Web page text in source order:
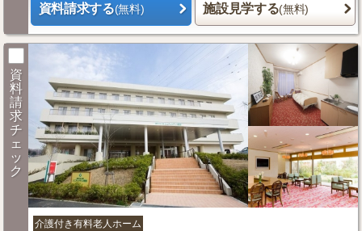
資料請求する(無料) 施設見学する(無料)
資
料
請
求
チ
ェ
ッ
ク
介護付き有料老人ホーム